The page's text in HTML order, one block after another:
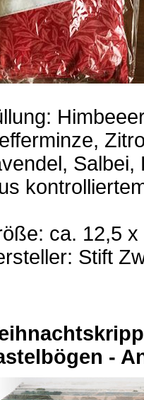
Salbei,
ca. 12,5 x
Stift
-